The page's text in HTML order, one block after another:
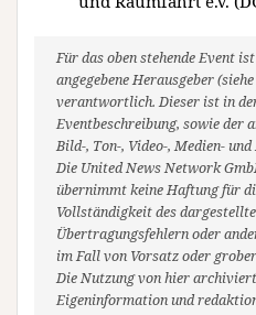
Für das oben stehende Event
angegebene Herausgeber
verantwortlich. Dieser ist in
Eventbeschreibung, sowie der
Bild-, Ton-, Video-, Medien-
Die United News Network
übernimmt keine Haftung für
Vollständigkeit des
Übertragungsfehlern oder
im Fall von Vorsatz oder
Die Nutzung von hier
Eigeninformation und